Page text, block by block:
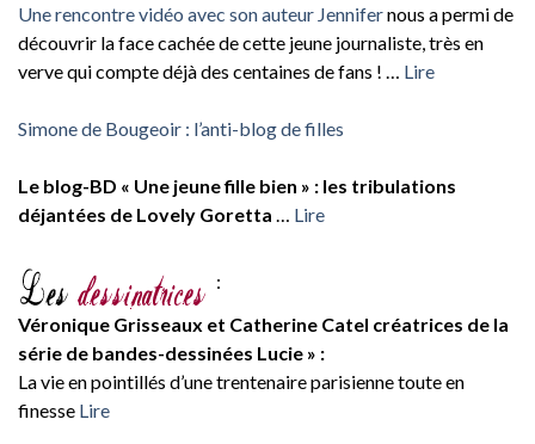
Une rencontre vidéo avec son auteur Jennifernous a permi de
découvrir la face cachée de cette jeune journaliste, très en
verve qui compte déjà des centaines de fans ! … Lire
Simone de Bougeoir : l’anti-blog de filles
Le blog-BD « Une jeune fille bien » : les tribulations
déjantées de Lovely Goretta
Lire
:
Véronique Grisseaux et Catherine Catel créatrices de la
série de bandes-dessinées Lucie » :
La vie en pointillés d’une trentenaire parisienne toute en
finesse Lire